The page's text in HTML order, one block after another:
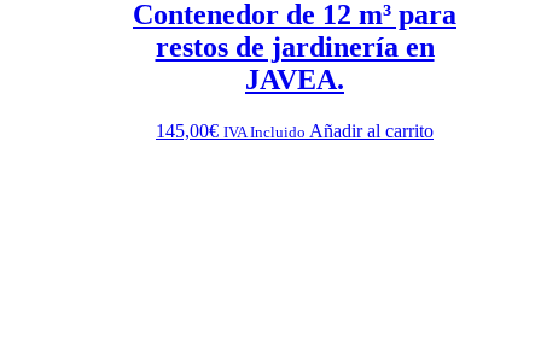
Contenedor de 12 m³ para
restos de jardinería en
JAVEA.
145,00€ IVA Incluido Añadir al carrito